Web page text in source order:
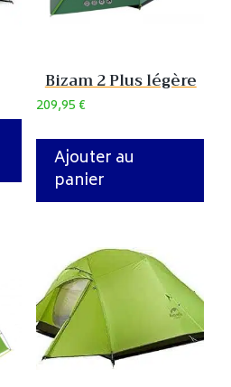
Bizam 2 Plus légère
209,95€
Ajouter au
panier